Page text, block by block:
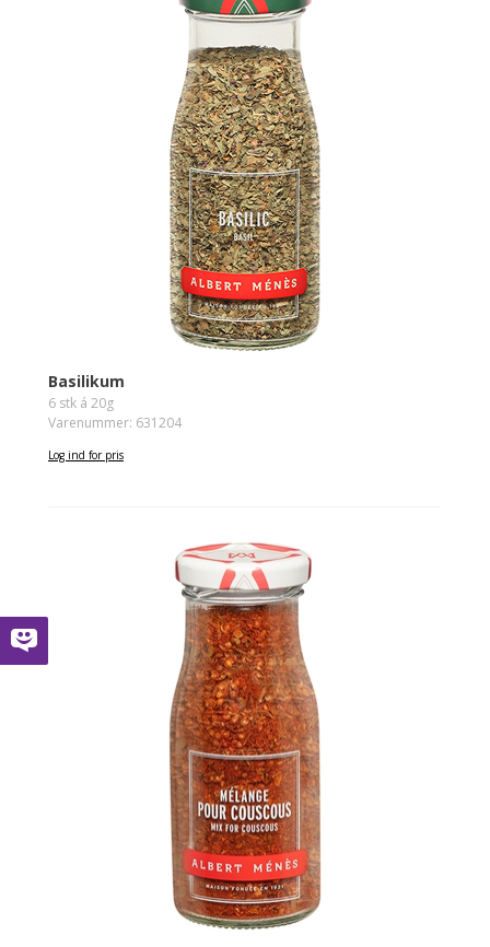
Basilikum
6 stk á 20g
Varenummer: 631204
Log ind for pris